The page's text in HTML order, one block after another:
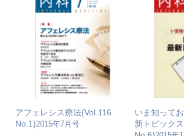
アフェレシス療法(Vol.116
No.1)2015年7月号
いま知って
新トピック